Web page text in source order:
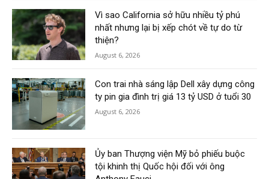
Vì sao California sở hữu nhiều tỷ phú
nhất nhưng lại bị xếp chót về tự do từ
thiện?
August 6, 2026
Con trai nhà sáng lập Dell xây dựng công
ty pin gia đình trị giá 13 tỷ USD ở tuổi 30
August 6, 2026
Ủy ban Thượng viện Mỹ bỏ phiếu buộc
tội khinh thị Quốc hội đối với ông